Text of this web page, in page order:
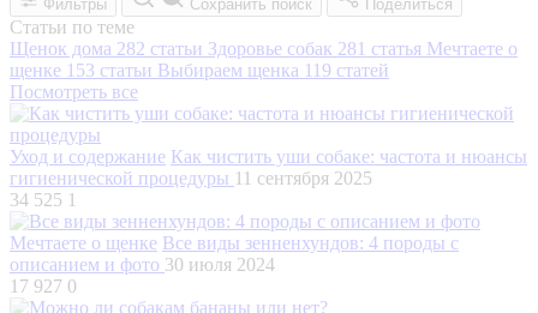
Фильтры Сохранить поиск Поделиться
Статьи по теме
Щенок дома 282 статьи Здоровье собак 281 статья Мечтаете о
щенке 153 статьи Выбираем щенка 119 статей
Посмотреть все
Уход и содержание Как чистить уши собаке: частота и нюансы
гигиенической процедуры 11 сентября 2025
34 525 1
Мечтаете о щенке Все виды зенненхундов: 4 породы с
описанием и фото 30 июля 2024
17 927 0